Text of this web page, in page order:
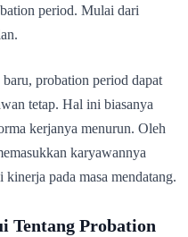
period. Mulai dari
probation period dapat
tetap. Hal ini biasanya
kerjanya menurun. Oleh
karyawannya
pada masa mendatang.
Tentang Probation